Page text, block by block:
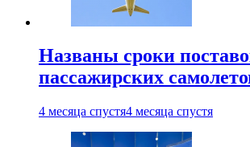
Названы сроки
пассажирских
4 месяца спустя4 месяца спустя